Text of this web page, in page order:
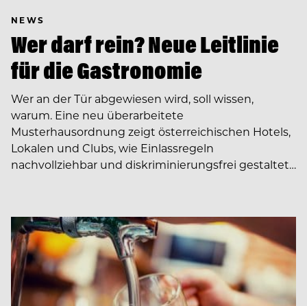
NEWS
Wer darf rein? Neue Leitlinie
für die Gastronomie
Wer an der Tür abgewiesen wird, soll wissen,
warum. Eine neu überarbeitete
Musterhausordnung zeigt österreichischen Hotels,
Lokalen und Clubs, wie Einlassregeln
nachvollziehbar und diskriminierungsfrei gestaltet…